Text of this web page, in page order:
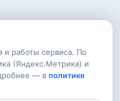
и работы сервиса. По
(Яндекс.Метрика) и
— в политике